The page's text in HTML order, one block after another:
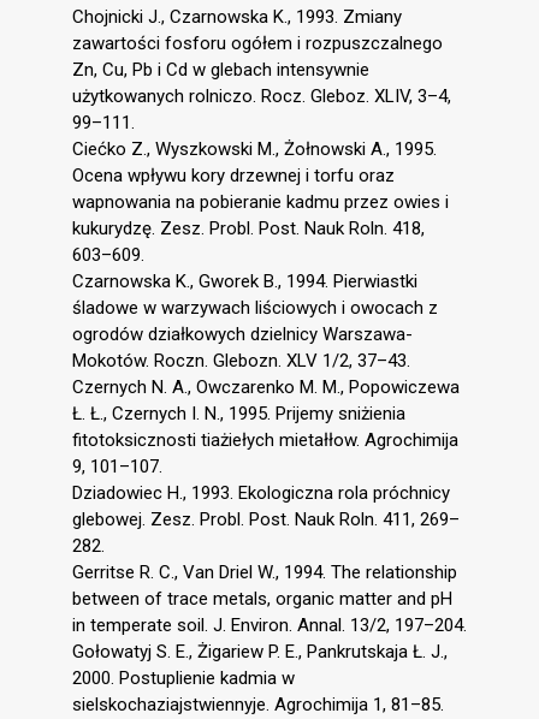
Chojnicki J., Czarnowska K., 1993. Zmiany
zawartości fosforu ogółem i rozpuszczalnego
Zn, Cu, Pb i Cd w glebach intensywnie
użytkowanych rolniczo. Rocz. Gleboz. XLIV, 3–4,
99–111.
Ciećko Z., Wyszkowski M., Żołnowski A., 1995.
Ocena wpływu kory drzewnej i torfu oraz
wapnowania na pobieranie kadmu przez owies i
kukurydzę. Zesz. Probl. Post. Nauk Roln. 418,
603–609.
Czarnowska K., Gworek B., 1994. Pierwiastki
śladowe w warzywach liściowych i owocach z
ogrodów działkowych dzielnicy Warszawa-
Mokotów. Roczn. Glebozn. XLV 1/2, 37–43.
Czernych N. A., Owczarenko M. M., Popowiczewa
Ł. Ł., Czernych I. N., 1995. Prijemy sniżienia
fitotoksicznosti tiażiełych mietałłow. Agrochimija
9, 101–107.
Dziadowiec H., 1993. Ekologiczna rola próchnicy
glebowej. Zesz. Probl. Post. Nauk Roln. 411, 269–
282.
Gerritse R. C., Van Driel W., 1994. The relationship
between of trace metals, organic matter and pH
in temperate soil. J. Environ. Annal. 13/2, 197–204.
Gołowatyj S. E., Żigariew P. E., Pankrutskaja Ł. J.,
2000. Postuplienie kadmia w
sielskochaziajstwiennyje. Agrochimija 1, 81–85.